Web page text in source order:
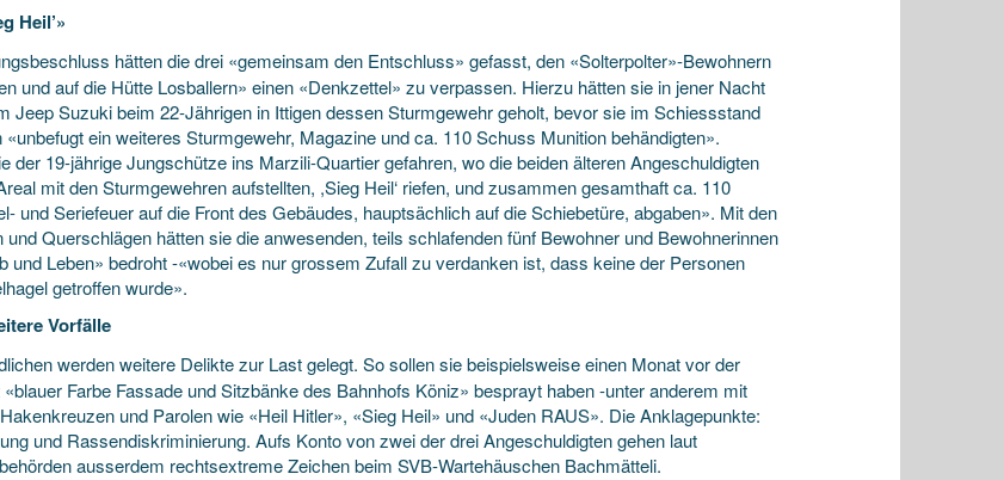
Heil’»
hätten die drei «gemeinsam den Entschluss» gefasst, den «Solterpolter»-Bewohnern
und auf die Hütte Losballern» einen «Denkzettel» zu verpassen. Hierzu hätten sie in jener Nacht
Jeep Suzuki beim 22-Jährigen in Ittigen dessen Sturmgewehr geholt, bevor sie im Schiessstand
«unbefugt ein weiteres Sturmgewehr, Magazine und ca. 110 Schuss Munition behändigten».
der 19-jährige Jungschütze ins Marzili-Quartier gefahren, wo die beiden älteren Angeschuldigten
mit den Sturmgewehren aufstellten, ,Sieg Heil‘ riefen, und zusammen gesamthaft ca. 110
und Seriefeuer auf die Front des Gebäudes, hauptsächlich auf die Schiebetüre, abgaben». Mit den
Querschlägen hätten sie die anwesenden, teils schlafenden fünf Bewohner und Bewohnerinnen
und Leben» bedroht -«wobei es nur grossem Zufall zu verdanken ist, dass keine der Personen
getroffen wurde».
Vorfälle
werden weitere Delikte zur Last gelegt. So sollen sie beispielsweise einen Monat vor der
Farbe Fassade und Sitzbänke des Bahnhofs Köniz» besprayt haben -unter anderem mit
und Parolen wie «Heil Hitler», «Sieg Heil» und «Juden RAUS». Die Anklagepunkte:
und Rassendiskriminierung. Aufs Konto von zwei der drei Angeschuldigten gehen laut
ausserdem rechtsextreme Zeichen beim SVB-Wartehäuschen Bachmätteli.